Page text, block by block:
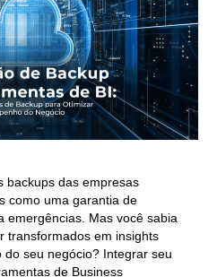
backups das empresas
como uma garantia de
emergências. Mas você sabia
transformados em insights
seu negócio? Integrar seu
de Business